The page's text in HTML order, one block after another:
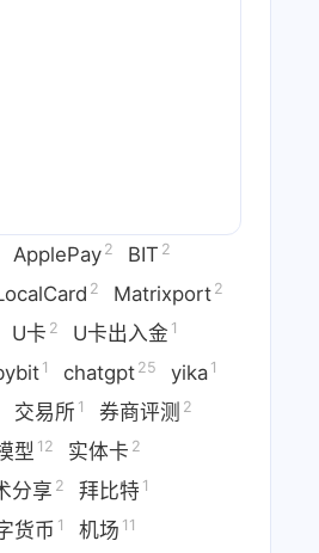
ApplePay 2 BIT 2
2 Matrixport 2
U卡 2 U卡出入金 1
1 chatgpt 25 yika 1
交易所 1 券商评测 2
型 12 实体卡 2
分享 2 拜比特 1
货币 1 机场 11